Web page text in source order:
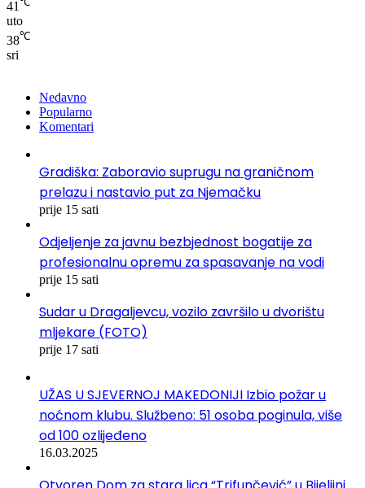
41
uto
38℃
sri
Nedavno
Popularno
Komentari
Gradiška: Zaboravio suprugu na graničnom
prelazu i nastavio put za Njemačku
prije 15 sati
Odjeljenje za javnu bezbjednost bogatije za
profesionalnu opremu za spasavanje na vodi
prije 15 sati
Sudar u Dragaljevcu, vozilo završilo u dvorištu
mljekare (FOTO)
prije 17 sati
UŽAS U SJEVERNOJ MAKEDONIJI Izbio požar u
noćnom klubu. Službeno: 51 osoba poginula, više
od 100 ozlijeđeno
16.03.2025